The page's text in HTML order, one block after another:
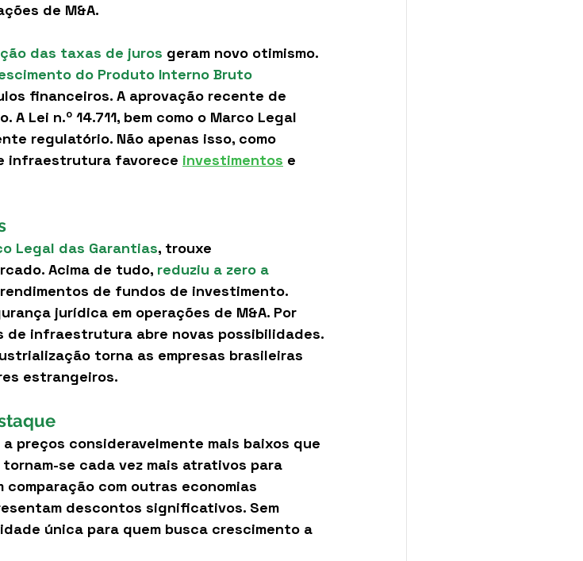
de M&A.
das taxas de juros geram novo otimismo.
do Produto Interno Bruto
financeiros. A aprovação recente de
Lei n.º 14.711, bem como o Marco Legal
regulatório. Não apenas isso, como
infraestrutura favorece investimentos e
Legal das Garantias, trouxe
Acima de tudo, reduziu a zero a
de fundos de investimento.
jurídica em operações de M&A. Por
infraestrutura abre novas possibilidades.
torna as empresas brasileiras
estrangeiros.
preços consideravelmente mais baixos que
se cada vez mais atrativos para
com outras economias
descontos significativos. Sem
única para quem busca crescimento a